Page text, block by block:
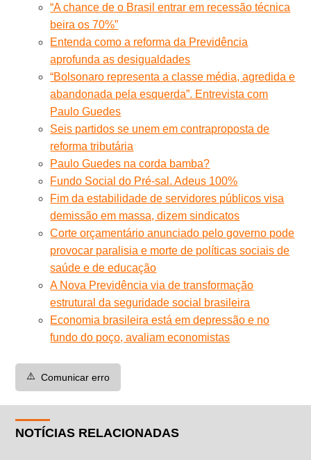
“A chance de o Brasil entrar em recessão técnica
beira os 70%”
Entenda como a reforma da Previdência
aprofunda as desigualdades
“Bolsonaro representa a classe média, agredida e
abandonada pela esquerda”. Entrevista com
Paulo Guedes
Seis partidos se unem em contraproposta de
reforma tributária
Paulo Guedes na corda bamba?
Fundo Social do Pré-sal. Adeus 100%
Fim da estabilidade de servidores públicos visa
demissão em massa, dizem sindicatos
Corte orçamentário anunciado pelo governo pode
provocar paralisia e morte de políticas sociais de
saúde e de educação
A Nova Previdência via de transformação
estrutural da seguridade social brasileira
Economia brasileira está em depressão e no
fundo do poço, avaliam economistas
⚠️ Comunicar erro
NOTÍCIAS RELACIONADAS